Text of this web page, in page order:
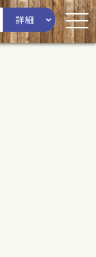
詳細